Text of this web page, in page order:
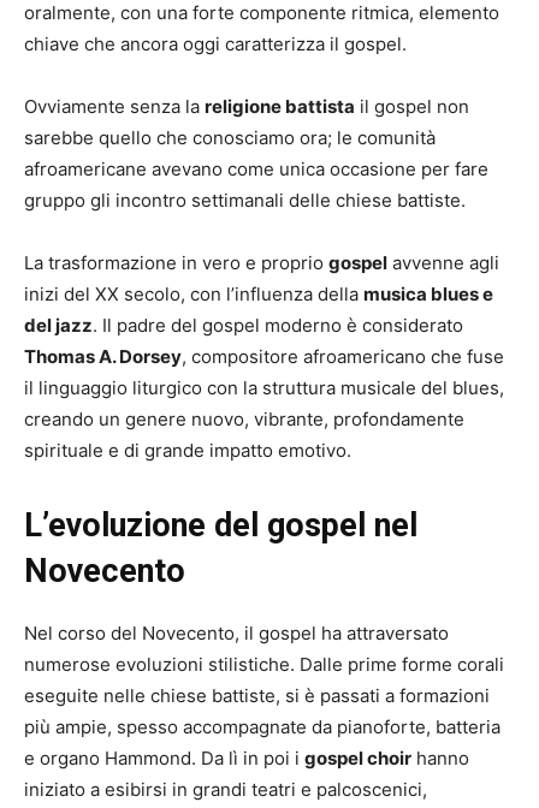
oralmente, con una forte componente ritmica, elemento
chiave che ancora oggi caratterizza il gospel.
Ovviamente senza la religione battista il gospel non
sarebbe quello che conosciamo ora; le comunità
afroamericane avevano come unica occasione per fare
gruppo gli incontro settimanali delle chiese battiste.
La trasformazione in vero e proprio gospel avvenne agli
inizi del XX secolo, con l’influenza della musica blues e
del jazz. Il padre del gospel moderno è considerato
Thomas A. Dorsey, compositore afroamericano che fuse
il linguaggio liturgico con la struttura musicale del blues,
creando un genere nuovo, vibrante, profondamente
spirituale e di grande impatto emotivo.
L’evoluzione del gospel nel
Novecento
Nel corso del Novecento, il gospel ha attraversato
numerose evoluzioni stilistiche. Dalle prime forme corali
eseguite nelle chiese battiste, si è passati a formazioni
più ampie, spesso accompagnate da pianoforte, batteria
e organo Hammond. Da lì in poi i gospel choir hanno
iniziato a esibirsi in grandi teatri e palcoscenici,